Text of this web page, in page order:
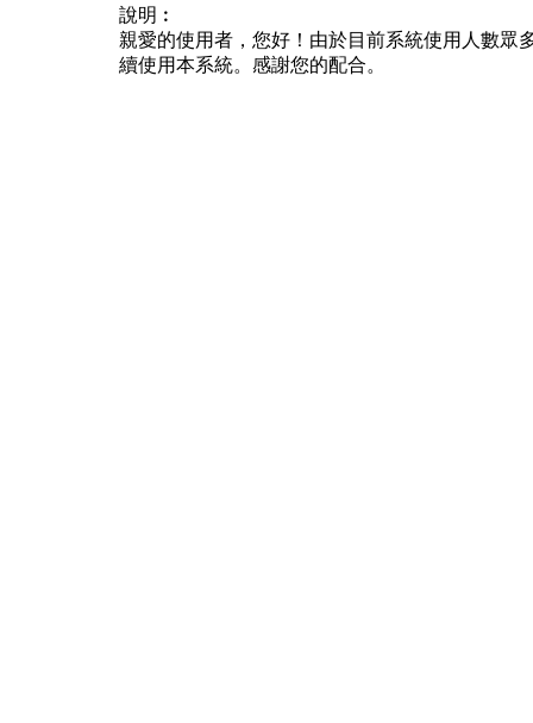
說明︰
親愛的使用者，您好！由於目前系統使用人數眾
續使用本系統。感謝您的配合。